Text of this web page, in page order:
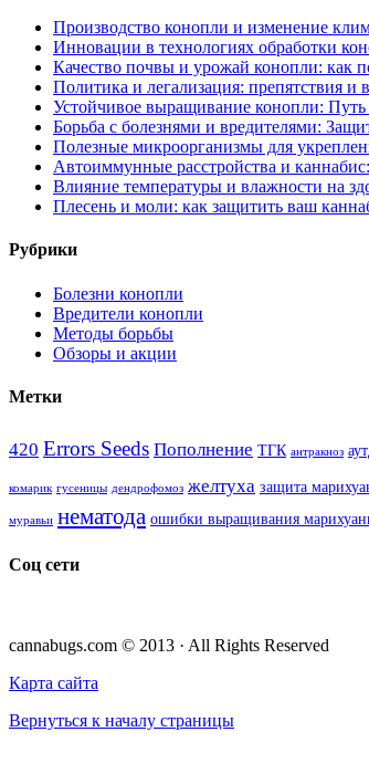
Производство конопли и изменение
Инновации в технологиях обработки
Качество почвы и урожай конопли: как
Политика и легализация: препятствия
Устойчивое выращивание конопли:
Борьба с болезнями и вредителями:
Полезные микроорганизмы для
Автоиммунные расстройства и
Влияние температуры и влажности на
Плесень и моли: как защитить ваш
Рубрики
Болезни конопли
Вредители конопли
Методы борьбы
Обзоры и акции
Метки
420 Errors Seeds Пополнение ТГК антракноз
комарик гусеницы дендрофомоз желтуха защита
муравьи нематода ошибки выращивания
Соц сети
cannabugs.com © 2013 · All Rights Reserved
Карта сайта
Вернуться к началу страницы